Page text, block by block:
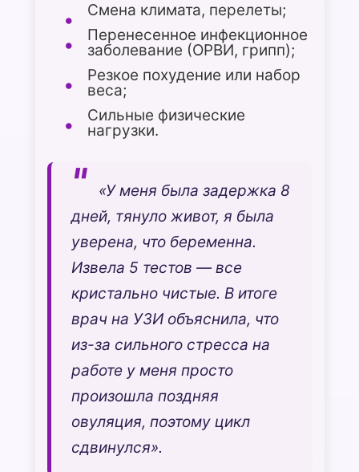
Смена климата, перелеты;
Перенесенное инфекционное
заболевание (ОРВИ, грипп);
Резкое похудение или набор
веса;
Сильные физические
нагрузки.
«У меня была задержка 8
дней, тянуло живот, я была
уверена, что беременна.
Извела 5 тестов — все
кристально чистые. В итоге
врач на УЗИ объяснила, что
из-за сильного стресса на
работе у меня просто
произошла поздняя
овуляция, поэтому цикл
сдвинулся».